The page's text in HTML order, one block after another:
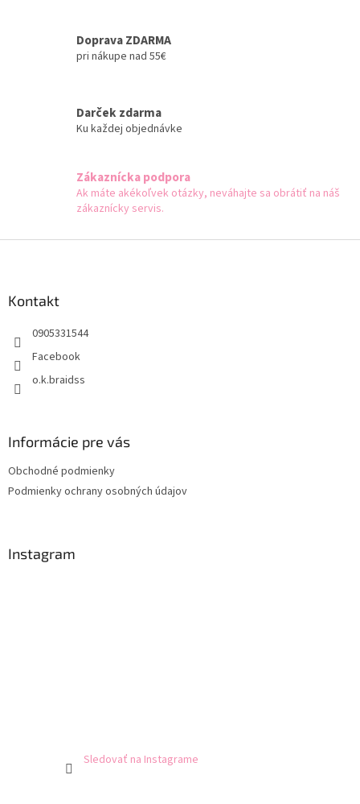
k
ý
p
u
Doprava ZDARMA
pri nákupe nad 55€
Darček zdarma
Ku každej objednávke
Zákaznícka podpora
Ak máte akékoľvek otázky, neváhajte sa obrátiť na náš
zákaznícky servis.
Kontakt
0905331544
Facebook
o.k.braidss
Informácie pre vás
Obchodné podmienky
Podmienky ochrany osobných údajov
Instagram
Sledovať na Instagrame